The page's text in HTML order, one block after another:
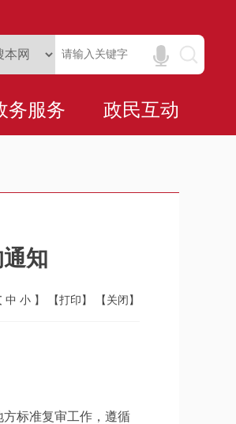
务服务 政民互动
知
中 小 】 【打印】 【关闭】
标准复审工作，遵循